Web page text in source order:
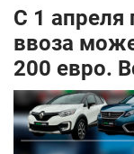
С 1 апреля
ввоза
200 евро.